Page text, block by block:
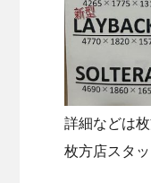
詳細などは
枚方店スタ